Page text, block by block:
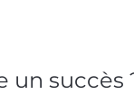
un succès